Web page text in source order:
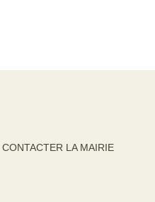
CONTACTER LA MAIRIE